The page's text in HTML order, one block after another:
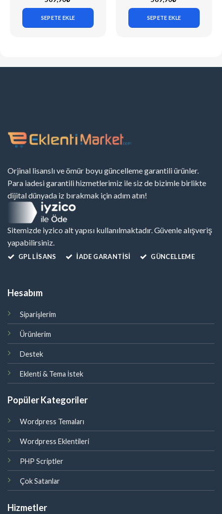
for WooCommerce
SEPETE EKLE
BuddyPress AMP
SEPETE EKLE
Orjinal lisanslı ve ömür boyu güncelleme garantili ürünler.
Para iadesi garantili hizmetlerimiz ile siz de bizimle birlikte
dijital dünyada iz bırakmak için adım atın!
Sitemizde iyzico alt yapısı kullanılmaktadır. Güvenle alışveriş
yapabilirsiniz.
GPL LISANS İADE GARANTİSİ GÜNCELLEME
Hesabım
Siparişlerim
Ürünlerim
Destek
Eklenti & Tema İstek
Popüler Kategoriler
Wordpress Temaları
Wordpress Eklentileri
PHP Scriptler
Çok Satanlar
Hizmetler